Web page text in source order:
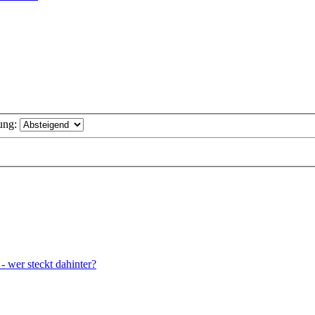
steckt dahinter?